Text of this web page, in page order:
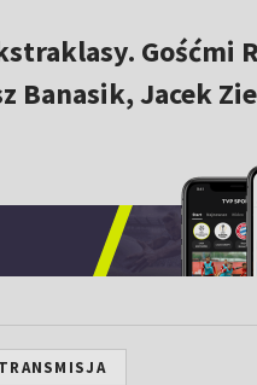
Gośćmi
Banasik, Jacek